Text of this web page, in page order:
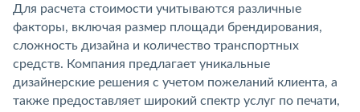
Для расчета стоимости учитываются различные
факторы, включая размер площади брендирования,
сложность дизайна и количество транспортных
средств. Компания предлагает уникальные
дизайнерские решения с учетом пожеланий клиента, а
также предоставляет широкий спектр услуг по печати,